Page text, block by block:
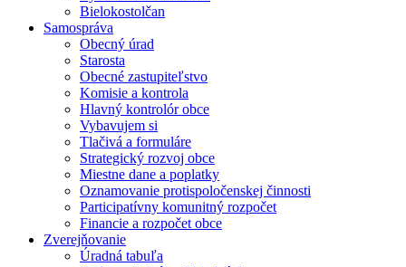
Bielokostolčan
Samospráva
Obecný úrad
Starosta
Obecné zastupiteľstvo
Komisie a kontrola
Hlavný kontrolór obce
Vybavujem si
Tlačivá a formuláre
Strategický rozvoj obce
Miestne dane a poplatky
Oznamovanie protispoločenskej činnosti
Participatívny komunitný rozpočet
Financie a rozpočet obce
Zverejňovanie
Úradná tabuľa